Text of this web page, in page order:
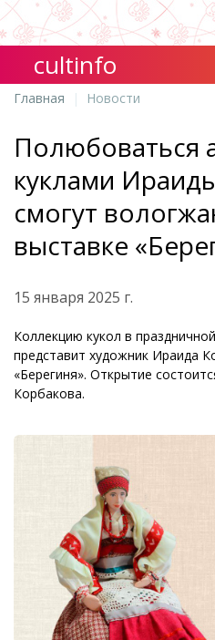
cultinfo
Главная Новости
Полюбоваться
куклами
смогут
выставке
15 января 2025 г.
Коллекцию кукол в
представит художник Ираида
«Берегиня». Открытие
Корбакова.